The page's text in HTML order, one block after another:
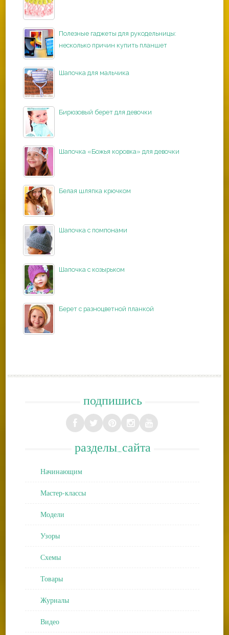
Полезные гаджеты для рукодельницы:
несколько причин купить планшет
Шапочка для мальчика
Бирюзовый берет для девочки
Шапочка «Божья коровка» для девочки
Белая шляпка крючком
Шапочка с помпонами
Шапочка с козырьком
Берет с разноцветной планкой
подпишись
разделы_сайта
Начинающим
Мастер-классы
Модели
Узоры
Схемы
Товары
Журналы
Видео